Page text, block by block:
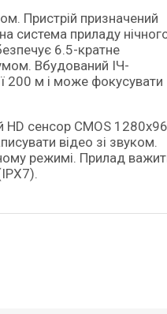
система приладу
6.5-кратне
Вбудований ІЧ-
200 м і може фокусувати
HD сенсор CMOS
відео зі звуком.
режимі. Прилад